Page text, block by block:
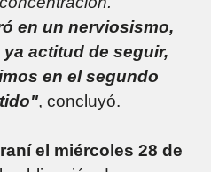
en un nerviosismo,
actitud de seguir,
en el segundo
, concluyó.
el miércoles 28 de